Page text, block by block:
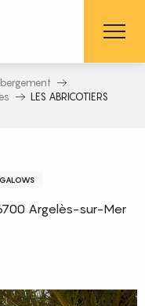
LES ABRICOTIERS
Argelès-sur-Mer